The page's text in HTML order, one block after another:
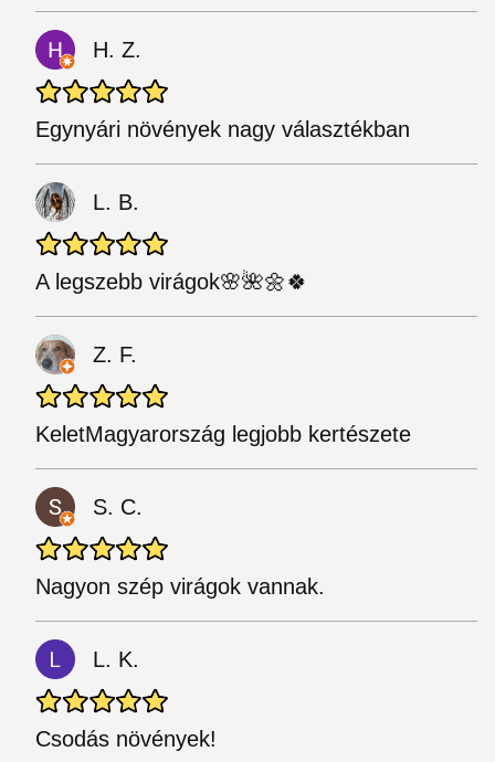
H. Z.
Egynyári növények nagy választékban
L. B.
A legszebb virágok🌸🌺🌼🍀
Z. F.
KeletMagyarország legjobb kertészete
S. C.
Nagyon szép virágok vannak.
L. K.
Csodás növények!